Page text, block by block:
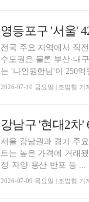
영등포구 '서울'
전국 주요 지역에서 직
수도권은 물론 부산·대
는 '나인원한남'이 250억
2026-07-10 금요일 | 조범형 기
강남구 '현대2차'
서울 강남권과 경기 주
트는 높은 가격에 거래
정·자양·용산·반포 등 ...
2026-07-09 목요일 | 조범형 기